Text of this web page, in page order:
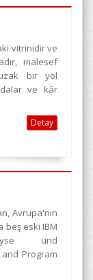
vitrinidir ve
malesef
bir yol
ve kâr
Detay
Avrupa'nın
beş eski IBM
und
Program